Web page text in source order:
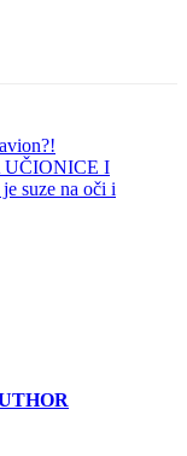
UČIONICE I
suze na oči i